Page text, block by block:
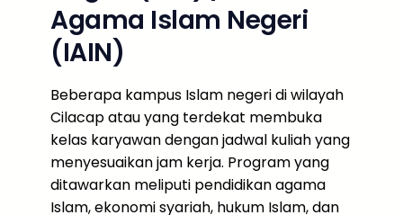
Agama Islam Negeri
(IAIN)
Beberapa kampus Islam negeri di wilayah
Cilacap atau yang terdekat membuka
kelas karyawan dengan jadwal kuliah yang
menyesuaikan jam kerja. Program yang
ditawarkan meliputi pendidikan agama
Islam, ekonomi syariah, hukum Islam, dan